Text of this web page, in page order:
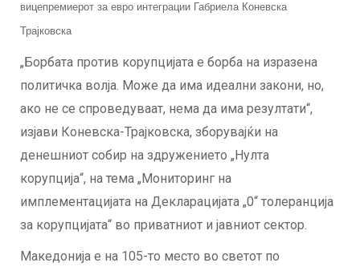
вицепремиерот за евро интеграции Габриела Коневска
Трајковска
„Борбата против корупцијата е борба на изразена
политичка волја. Може да има идеални закони, но,
ако не се спроведуваат, нема да има резултати“,
изјави Коневска-Трајковска, зборувајќи на
денешниот собир на здружението „Нулта
корупција“, на тема „Мониторинг на
имплементацијата на Декларацијата „0“ толеранција
за корупцијата“ во приватниот и јавниот сектор.
Македонија е на 105-то место во светот по